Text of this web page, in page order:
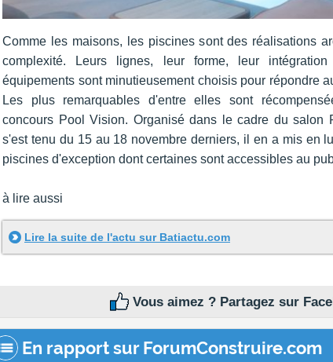
Comme les maisons, les piscines sont des réalisations
complexité. Leurs lignes, leur forme, leur
équipements sont minutieusement choisis pour répondre
Les plus remarquables d'entre elles sont
concours Pool Vision. Organisé dans le cadre du salon
s'est tenu du 15 au 18 novembre derniers, il en a mis en
piscines d'exception dont certaines sont accessibles au
à lire aussi
Lire la suite de l'actu sur Batiactu.com
Vous aimez ? Partagez sur
En rapport sur ForumConstruire.com